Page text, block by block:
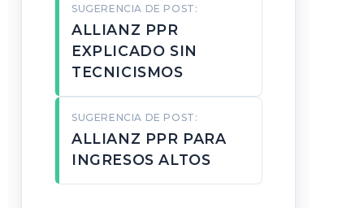
SUGERENCIA DE POST:
ALLIANZ PPR
EXPLICADO SIN
TECNICISMOS
SUGERENCIA DE POST:
ALLIANZ PPR PARA
INGRESOS ALTOS